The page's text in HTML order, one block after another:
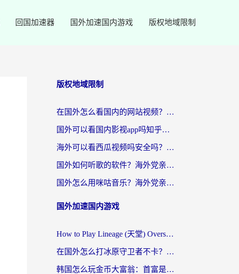
回国加速器 国外加速国内游戏 版权地域限制
版权地域限制
在国外怎么看国内的网站视频？别再踩坑！选对加速器秒回国内冲浪
国外可以看国内影视app吗知乎？留学生亲测有效的回国加速方案
海外可以看西瓜视频吗安全吗？留学生亲测：3步解决回国追剧难题，附靠谱加速器推荐
国外如何听歌的软件？海外党亲测有效的回国加速器指南
国外怎么用咪咕音乐？海外党亲测有效的听歌自由指南
国外加速国内游戏
How to Play Lineage (天堂) Overseas? The Ultimate Guide to Choosing the Best Chinese Server Game Accelerator (在国外打天堂加速器)
在国外怎么打冰原守卫者不卡？留学生亲测的国服游戏加速指南
韩国怎么玩金币大富翁：首富是谁？海外党国服游戏加速全攻略